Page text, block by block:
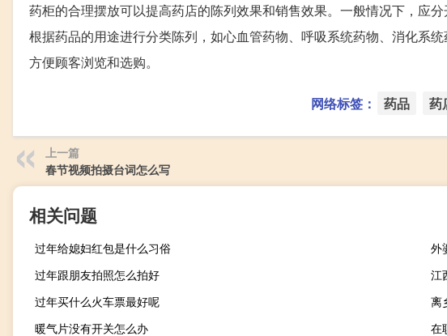
药柜的合理摆放可以提高药店的陈列效果和销售效果。一般情况下，应
根据药品的用途进行分类陈列，如心血管药物、呼吸系统药物、消化系
方便顾客浏览和选购。
网络标签： 药品 药
上一篇
春节视频拍摄台词怎么写
相关问题
过年给媳妇红包是什么习俗
外
过年跟朋友拍照怎么拍好
江
过年买什么火车票最好呢
离
暖气片没有开关怎么办
在